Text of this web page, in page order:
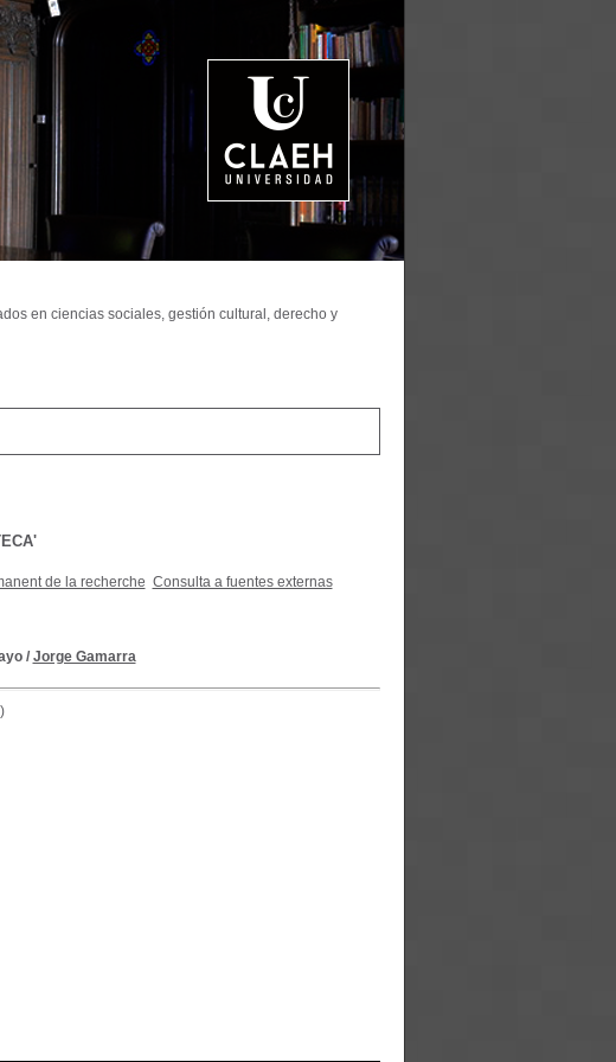
de la recherche Consulta a fuentes externas
/ Jorge Gamarra
en ciencias sociales, gestión cultural, derecho y